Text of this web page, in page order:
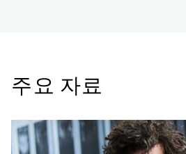
합니다.
한 데이터 복구를 제공하면
을 방지하여, 기업이 예상치
주요 자료